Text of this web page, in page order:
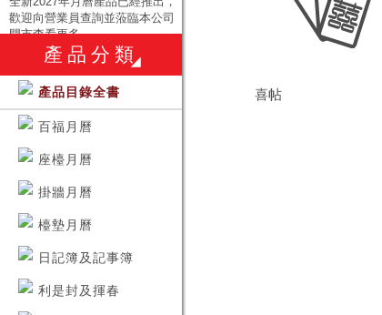
請留下您的聯絡資料，我們將
向各下提供已查詢的產品資
喜帖
歡迎向營業員查詢並蒞臨本公司
門市查看更多。
2025-06-25
全新2026年月曆產品已經推出，
歡迎向營業員查詢並蒞臨本公司
門市查看更多。
2024-06-21
全新2025年月曆產品已經推出，
歡迎向營業員查詢並蒞臨本公司
門市查看更多。
產品分類
產品目錄全書
百福月曆
座檯月曆
掛牆月曆
檯墊月曆
日記簿及記事簿
利是封及揮春